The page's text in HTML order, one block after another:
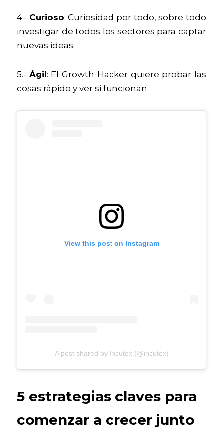
4.- Curioso: Curiosidad por todo, sobre todo
investigar de todos los sectores para captar
nuevas ideas.
5.- Ágil: El Growth Hacker quiere probar las
cosas rápido y ver si funcionan.
View this post on Instagram
A post shared by Incutex (@incutex)
5 estrategias claves para
comenzar a crecer junto